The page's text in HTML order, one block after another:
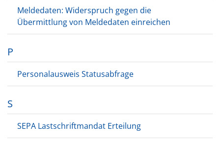
Meldedaten: Widerspruch gegen die
Übermittlung von Meldedaten einreichen
P
Personalausweis Statusabfrage
S
SEPA Lastschriftmandat Erteilung